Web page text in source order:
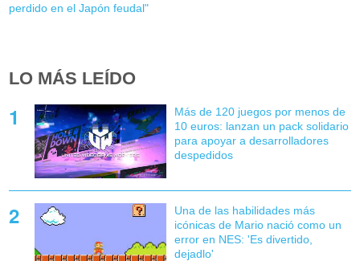
perdido en el Japón feudal"
LO MÁS LEÍDO
Más de 120 juegos por menos de
10 euros: lanzan un pack solidario
para apoyar a desarrolladores
despedidos
Una de las habilidades más
icónicas de Mario nació como un
error en NES: 'Es divertido,
dejadlo'